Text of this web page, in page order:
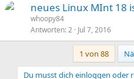
neues Linux MInt 18
whoopy84
Antworten 2 Jul 7, 2016
1 von 88
Du musst dich einloggen oder